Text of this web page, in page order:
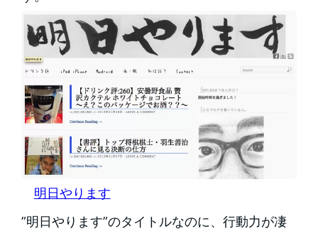
明日やります
”明日やります”のタイトルなのに、行動力が凄